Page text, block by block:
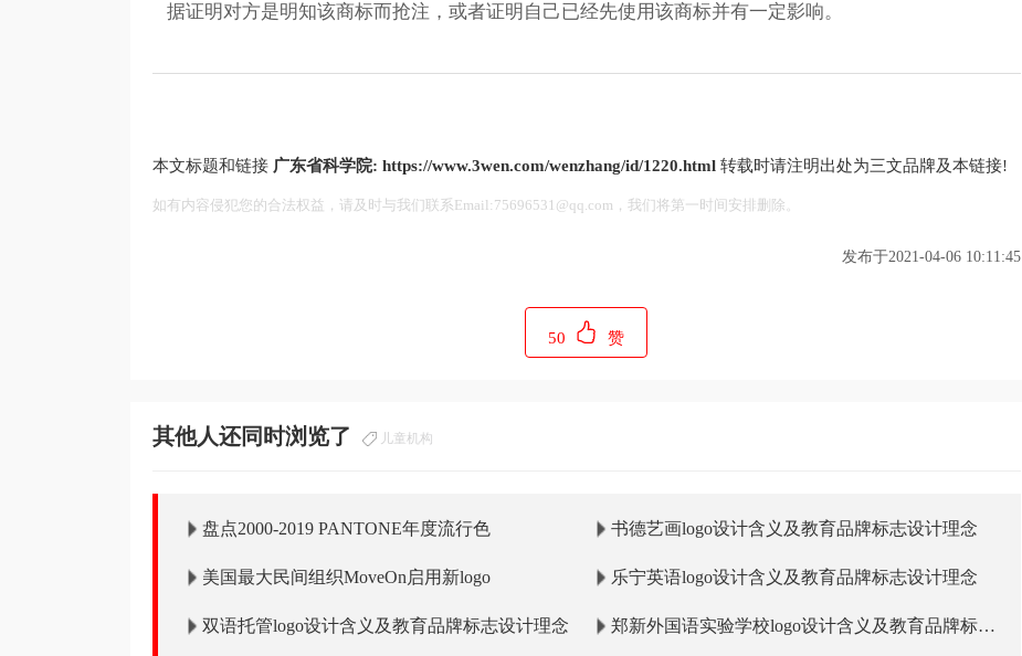
据证明对方是明知该商标而抢注，或者证明自己已经先使用该商标并有一定影响。
本文标题和链接 广东省科学院: https://www.3wen.com/wenzhang/id/1220.html转载时请注明出处为三文品牌及本链接!
如有内容侵犯您的合法权益，请及时与我们联系Email:75696531@qq.com，我们将第一时间安排删除。
发布于2021-04-06 10:11:45
50 赞
其他人还同时浏览了 儿童机构
盘点2000-2019 PANTONE年度流行色 书德艺画logo设计含义及教育品牌标志设计理念
美国最大民间组织MoveOn启用新logo 乐宁英语logo设计含义及教育品牌标志设计理念
双语托管logo设计含义及教育品牌标志设计理念
郑新外国语实验学校logo设计含义及教育品牌标志